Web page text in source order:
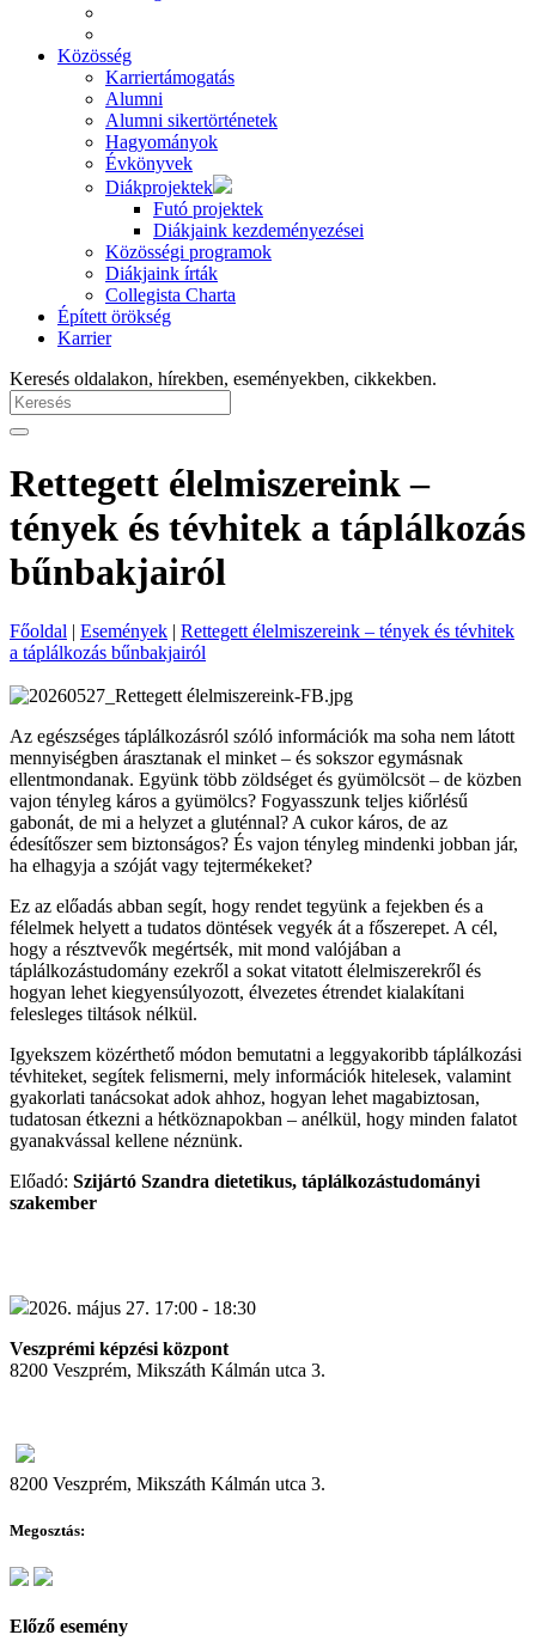
Közösség
Karriertámogatás
Alumni
Alumni sikertörténetek
Hagyományok
Évkönyvek
Diákprojektek
Futó projektek
Diákjaink kezdeményezései
Közösségi programok
Diákjaink írták
Collegista Charta
Épített örökség
Karrier
Keresés oldalakon, hírekben, eseményekben, cikkekben.
Rettegett élelmiszereink –
tények és tévhitek a táplálkozás
bűnbakjairól
Főoldal | Események | Rettegett élelmiszereink – tények és tévhitek
a táplálkozás bűnbakjairól
Az egészséges táplálkozásról szóló információk ma soha nem látott
mennyiségben árasztanak el minket – és sokszor egymásnak
ellentmondanak. Együnk több zöldséget és gyümölcsöt – de közben
vajon tényleg káros a gyümölcs? Fogyasszunk teljes kiőrlésű
gabonát, de mi a helyzet a gluténnal? A cukor káros, de az
édesítőszer sem biztonságos? És vajon tényleg mindenki jobban jár,
ha elhagyja a szóját vagy tejtermékeket?
Ez az előadás abban segít, hogy rendet tegyünk a fejekben és a
félelmek helyett a tudatos döntések vegyék át a főszerepet. A cél,
hogy a résztvevők megértsék, mit mond valójában a
táplálkozástudomány ezekről a sokat vitatott élelmiszerekről és
hogyan lehet kiegyensúlyozott, élvezetes étrendet kialakítani
felesleges tiltások nélkül.
Igyekszem közérthető módon bemutatni a leggyakoribb táplálkozási
tévhiteket, segítek felismerni, mely információk hitelesek, valamint
gyakorlati tanácsokat adok ahhoz, hogyan lehet magabiztosan,
tudatosan étkezni a hétköznapokban – anélkül, hogy minden falatot
gyanakvással kellene néznünk.
Előadó: Szijártó Szandra dietetikus, táplálkozástudományi
szakember
2026. május 27. 17:00 - 18:30
Veszprémi képzési központ
8200 Veszprém, Mikszáth Kálmán utca 3.
8200 Veszprém, Mikszáth Kálmán utca 3.
Megosztás:
Előző esemény